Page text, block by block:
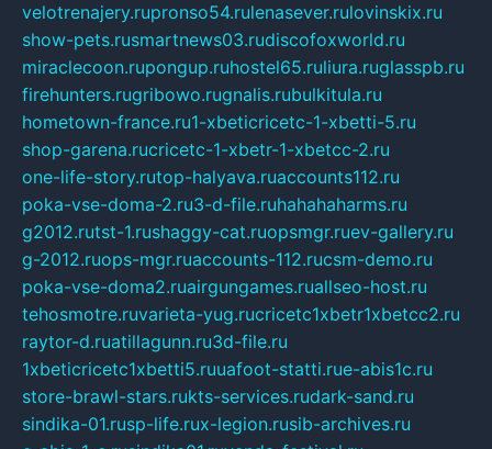
velotrenajery.rupronso54.rulenasever.rulovinskix.ru
show-pets.rusmartnews03.rudiscofoxworld.ru
miraclecoon.rupongup.ruhostel65.ruliura.ruglasspb.ru
firehunters.rugribowo.rugnalis.rubulkitula.ru
hometown-france.ru1-xbeticricetc-1-xbetti-5.ru
shop-garena.rucricetc-1-xbetr-1-xbetcc-2.ru
one-life-story.rutop-halyava.ruaccounts112.ru
poka-vse-doma-2.ru3-d-file.ruhahahaharms.ru
g2012.rutst-1.rushaggy-cat.ruopsmgr.ruev-gallery.ru
g-2012.ruops-mgr.ruaccounts-112.rucsm-demo.ru
poka-vse-doma2.ruairgungames.ruallseo-host.ru
tehosmotre.ruvarieta-yug.rucricetc1xbetr1xbetcc2.ru
raytor-d.ruatillagunn.ru3d-file.ru
1xbeticricetc1xbetti5.ruuafoot-statti.rue-abis1c.ru
store-brawl-stars.rukts-services.rudark-sand.ru
sindika-01.rusp-life.rux-legion.rusib-archives.ru